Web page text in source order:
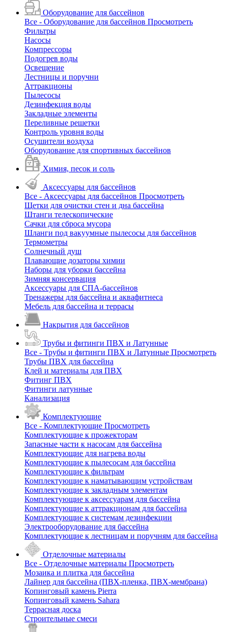
Оборудование для бассейнов
Все - Оборудование для бассейнов Просмотреть
Фильтры
Насосы
Компрессоры
Подогрев воды
Освещение
Лестницы и поручни
Аттракционы
Пылесосы
Дезинфекция воды
Закладные элементы
Переливные решетки
Контроль уровня воды
Осушители воздуха
Оборудование для спортивных бассейнов
Химия, песок и соль
Аксессуары для бассейнов
Все - Аксессуары для бассейнов Просмотреть
Щетки для очистки стен и дна бассейна
Штанги телескопические
Сачки для сброса мусора
Шланги под вакуумные пылесосы для бассейнов
Термометры
Солнечный душ
Плавающие дозаторы химии
Наборы для уборки бассейна
Зимняя консервация
Аксессуары для СПА-бассейнов
Тренажеры для бассейна и аквафитнеса
Мебель для бассейна и террасы
Накрытия для бассейнов
Трубы и фитинги ПВХ и Латунные
Все - Трубы и фитинги ПВХ и Латунные Просмотреть
Трубы ПВХ для бассейна
Клей и материалы для ПВХ
Фитинг ПВХ
Фитинги латунные
Канализация
Комплектующие
Все - Комплектующие Просмотреть
Комплектующие к прожекторам
Запасные части к насосам для бассейна
Комплектующие для нагрева воды
Комплектующие к пылесосам для бассейна
Комплектующие к фильтрам
Комплектующие к наматывающим устройствам
Комплектующие к закладным элементам
Комплектующие к аксессуарам для бассейна
Комплектующие к аттракционам для бассейна
Комплектующие к системам дезинфекции
Электрооборудование для бассейна
Комплектующие к лестницам и поручням для бассейна
Отделочные материалы
Все - Отделочные материалы Просмотреть
Мозаика и плитка для бассейна
Лайнер для бассейна (ПВХ-пленка, ПВХ-мембрана)
Копинговый камень Pierra
Копинговый камень Sahara
Террасная доска
Строительные смеси